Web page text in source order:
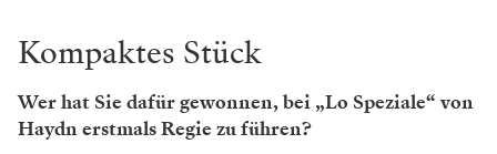
Kompaktes Stück
Wer hat Sie dafür gewonnen, bei „Lo Speziale“ von
Haydn erstmals Regie zu führen?